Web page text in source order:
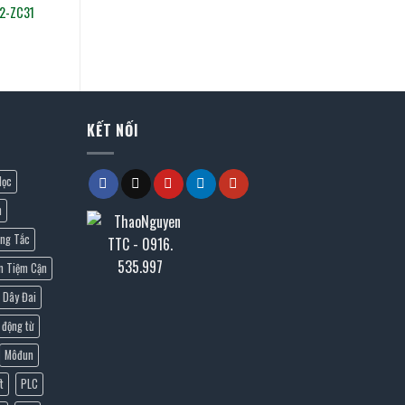
ZC31
Tắc
Tiệm Cận
Dây Đai
từ
Môđun
PLC
KẾT NỐI